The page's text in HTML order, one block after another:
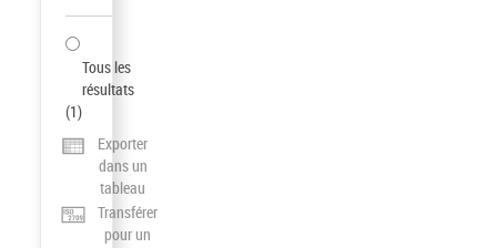
Tous les
résultats
(1)
Exporter
dans un
tableau
Transférer
pour un